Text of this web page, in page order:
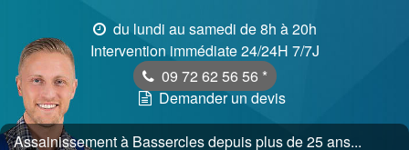
du lundi au samedi de 8h à 20h
Intervention immédiate 24/24H 7/7J
09 72 62 56 56 *
Demander un devis
Assainissement à Bassercles depuis plus de 25 ans...